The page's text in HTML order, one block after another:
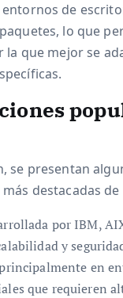
de
lo que
la que mejor se
se presentan
destacadas de
por IBM,
y
en
que requieren